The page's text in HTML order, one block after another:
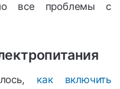
все проблемы с
как включить